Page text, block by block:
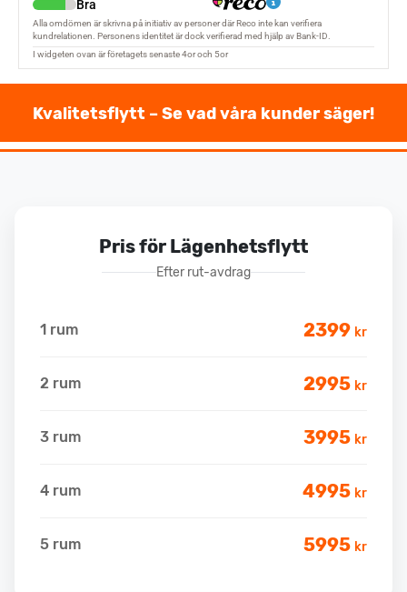
Kvalitetsflytt – Se vad våra kunder säger!
Pris för Lägenhetsflytt
Efter rut-avdrag
1 rum 2399 kr
2 rum 2995 kr
3 rum 3995 kr
4 rum 4995 kr
5 rum 5995 kr